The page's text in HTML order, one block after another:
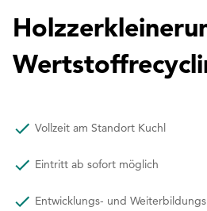
Vollzeit am Standort Kuchl
Eintritt ab sofort möglich
Entwicklungs- und